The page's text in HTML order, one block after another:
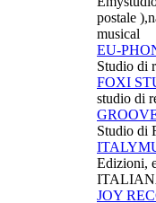
postale
musical
EU-
Studio di
FOXI
studio di
Studio di
Edizioni,
JOY